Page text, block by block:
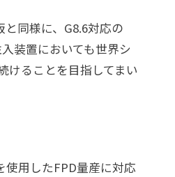
同様に、G8.6対応の
装置においても世界シ
けることを目指してまい
使用したFPD量産に対応